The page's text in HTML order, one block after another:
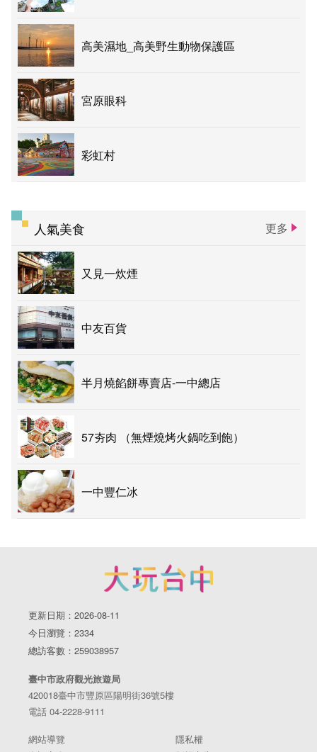
高美濕地_高美野生動物保護區
宮原眼科
彩虹村
人氣美食 更多
又見一炊煙
中友百貨
半月燒餡餅專賣店-一中總店
57夯肉 （無煙燒烤火鍋吃到飽）
一中豐仁冰
更新日期：2026-08-11
今日瀏覽：2334
總訪客數：259038957
臺中市政府觀光旅遊局
420018臺中市豐原區陽明街36號5樓
電話 04-2228-9111
網站導覽
隱私權